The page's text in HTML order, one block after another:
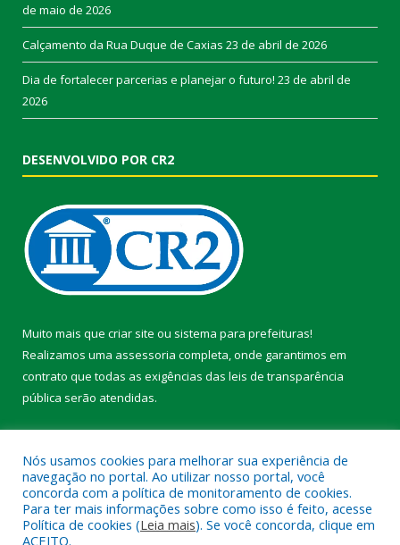
de maio de 2026
Calçamento da Rua Duque de Caxias 23 de abril de 2026
Dia de fortalecer parcerias e planejar o futuro! 23 de abril de
2026
DESENVOLVIDO POR CR2
Muito mais que criar site ou sistema para prefeituras!
Realizamos uma assessoria completa, onde garantimos em
contrato que todas as exigências das leis de transparência
pública serão atendidas.
Todos os direitos reservados a Prefeitura Municipal de Faro.
Nós usamos cookies para melhorar sua experiência de
navegação no portal. Ao utilizar nosso portal, você
concorda com a política de monitoramento de cookies.
Para ter mais informações sobre como isso é feito, acesse
Política de cookies (Leia mais). Se você concorda, clique em
ACEITO.